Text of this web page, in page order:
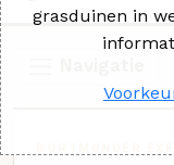
grasduinen in